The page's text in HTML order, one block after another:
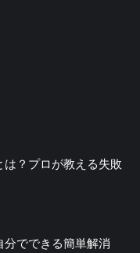
？プロが教える失敗
分でできる簡単解消